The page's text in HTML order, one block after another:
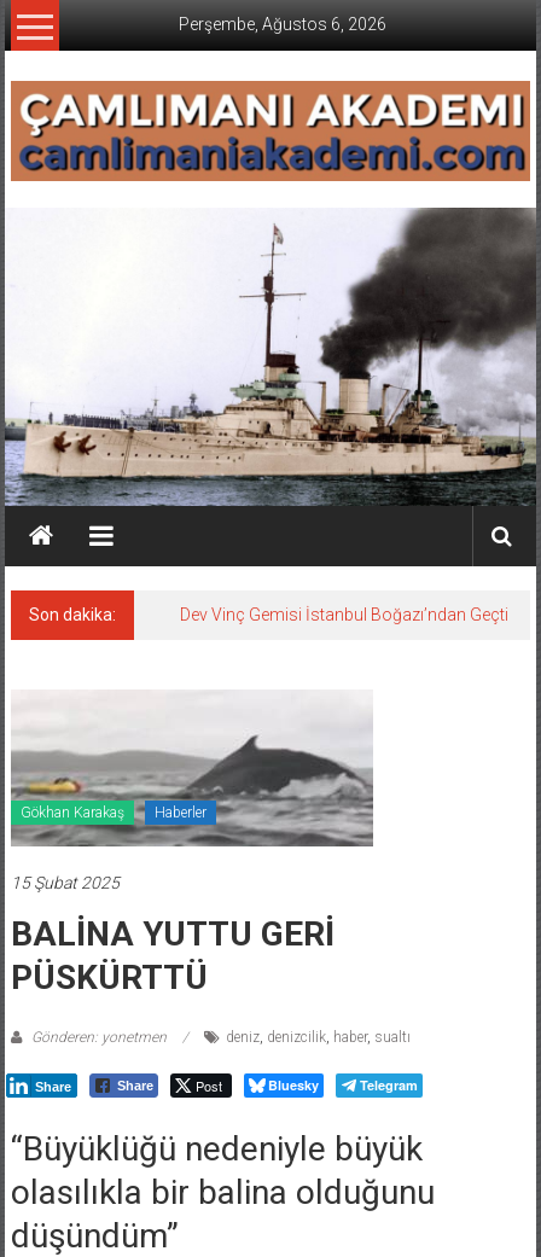
İçeriğe
geç
Perşembe, Ağustos 6, 2026
Son dakika: Dev Vinç Gemisi İstanbul Boğazı’ndan Geçti
Gökhan Karakaş Haberler
15 Şubat 2025
BALİNA YUTTU GERİ
PÜSKÜRTTÜ
Gönderen: yonetmen deniz, denizcilik, haber, sualtı
Share Share Post Bluesky Telegram
“Büyüklüğü nedeniyle büyük
olasılıkla bir balina olduğunu
düşündüm”